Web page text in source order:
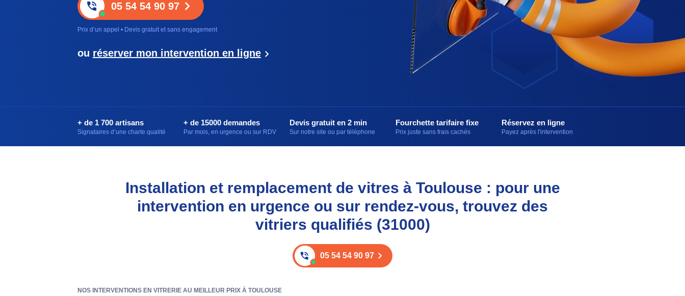
05 54 54 90 97
Prix d’un appel • Devis gratuit et sans engagement
ou réserver mon intervention en ligne
+ de 1 700 artisans
Signataires d’une charte qualité
+ de 15000 demandes
Par mois, en urgence ou sur RDV
Devis gratuit en 2 min
Sur notre site ou par téléphone
Fourchette tarifaire fixe
Prix juste sans frais cachés
Réservez en ligne
Payez après l'intervention
Installation et remplacement de vitres à Toulouse : pour une
intervention en urgence ou sur rendez-vous, trouvez des
vitriers qualifiés (31000)
05 54 54 90 97
NOS INTERVENTIONS EN VITRERIE AU MEILLEUR PRIX À TOULOUSE